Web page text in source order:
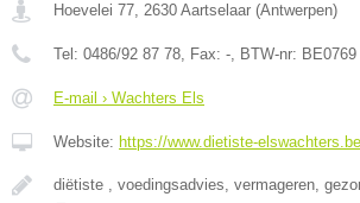
Hoevelei 77, 2630 Aartselaar (Antwerpen)
Tel: 0486/92 87 78, Fax: -, BTW-nr:
E-mail › Wachters Els
Website: https://www.dietiste-elswachters.be
diëtiste , voedingsadvies, vermageren,